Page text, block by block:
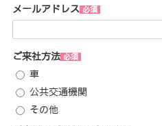
メールアドレス
ご来社方法
車
公共交通機関
その他